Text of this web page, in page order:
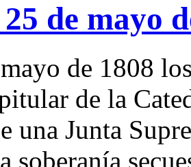
de mayo
de 1808
de la
una Junta
soberanía